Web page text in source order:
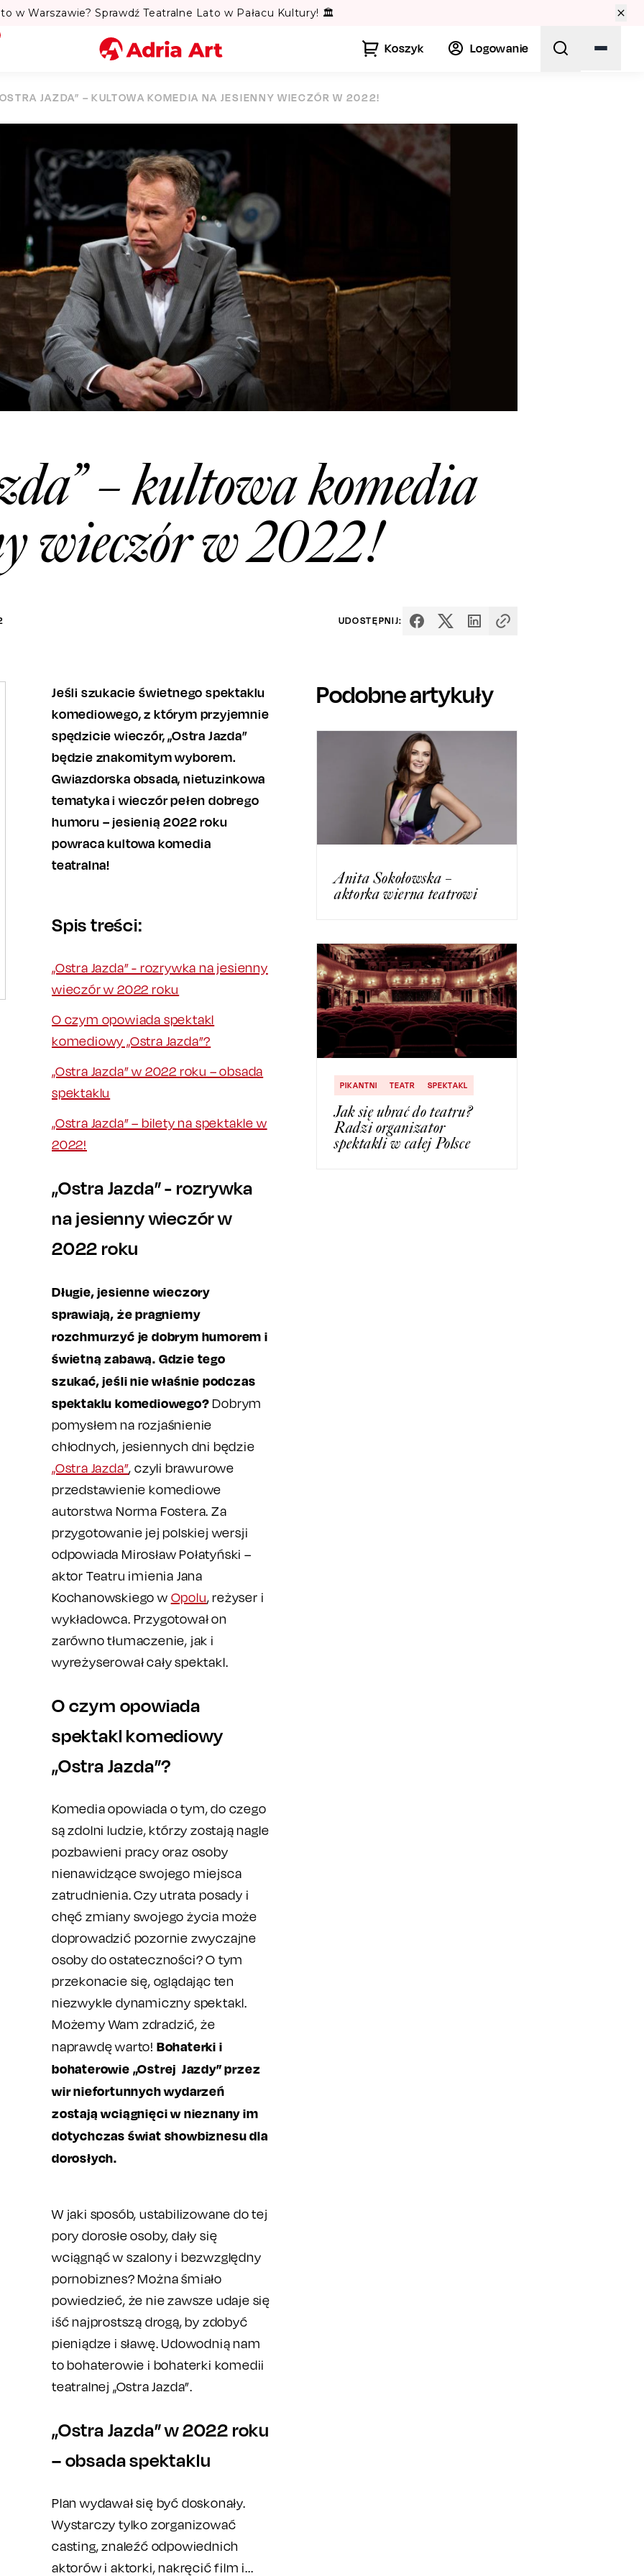
w Warszawie? Sprawdź Teatralne Lato w Pałacu Kultury! 🏛️
Koszyk Logowanie
Miasto
Szukaj
JAZDA” – KULTOWA KOMEDIA NA JESIENNY WIECZÓR W 2022!
– kultowa komedia
wieczór w 2022!
UDOSTĘPNIJ:
Jeśli szukacie świetnego spektaklu
komediowego, z którym przyjemnie
spędzicie wieczór, „Ostra Jazda”
będzie znakomitym wyborem.
Gwiazdorska obsada, nietuzinkowa
tematyka i wieczór pełen dobrego
humoru – jesienią 2022 roku
powraca kultowa komedia
teatralna!
Spis treści:
„Ostra Jazda” - rozrywka na jesienny
wieczór w 2022 roku
O czym opowiada spektakl
komediowy „Ostra Jazda”?
„Ostra Jazda” w 2022 roku – obsada
spektaklu
„Ostra Jazda” – bilety na spektakle w
2022!
„Ostra Jazda” - rozrywka
na jesienny wieczór w
2022 roku
Długie, jesienne wieczory
sprawiają, że pragniemy
rozchmurzyć je dobrym humorem i
świetną zabawą. Gdzie tego
szukać, jeśli nie właśnie podczas
spektaklu komediowego? Dobrym
pomysłem na rozjaśnienie
chłodnych, jesiennych dni będzie
„Ostra Jazda”, czyli brawurowe
przedstawienie komediowe
autorstwa Norma Fostera. Za
przygotowanie jej polskiej wersji
odpowiada Mirosław Połatyński –
aktor Teatru imienia Jana
Kochanowskiego w Opolu, reżyser i
wykładowca. Przygotował on
zarówno tłumaczenie, jak i
wyreżyserował cały spektakl.
O czym opowiada
spektakl komediowy
„Ostra Jazda”?
Komedia opowiada o tym, do czego
są zdolni ludzie, którzy zostają nagle
pozbawieni pracy oraz osoby
nienawidzące swojego miejsca
zatrudnienia. Czy utrata posady i
chęć zmiany swojego życia może
doprowadzić pozornie zwyczajne
osoby do ostateczności? O tym
przekonacie się, oglądając ten
niezwykle dynamiczny spektakl.
Możemy Wam zdradzić, że
naprawdę warto! Bohaterki i
bohaterowie „Ostrej Jazdy” przez
wir niefortunnych wydarzeń
zostają wciągnięci w nieznany im
dotychczas świat showbiznesu dla
dorosłych.
W jaki sposób, ustabilizowane do tej
pory dorosłe osoby, dały się
wciągnąć w szalony i bezwzględny
pornobiznes? Można śmiało
powiedzieć, że nie zawsze udaje się
iść najprostszą drogą, by zdobyć
pieniądze i sławę. Udowodnią nam
to bohaterowie i bohaterki komedii
teatralnej „Ostra Jazda”.
„Ostra Jazda” w 2022 roku
– obsada spektaklu
Plan wydawał się być doskonały.
Wystarczy tylko zorganizować
casting, znaleźć odpowiednich
aktorów i aktorki, nakręcić film i...
Podobne artykuły
Anita Sokołowska –
aktorka wierna teatrowi
PIKANTNI TEATR SPEKTAKL
Jak się ubrać do teatru?
Radzi organizator
spektakli w całej Polsce